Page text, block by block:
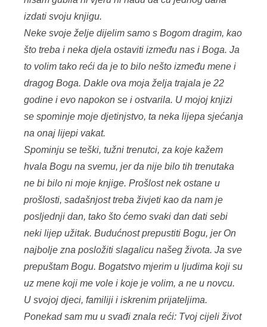
izdati svoju knjigu.
Neke svoje želje dijelim samo s Bogom dragim, kao
što treba i neka djela ostaviti između nas i Boga. Ja
to volim tako reći da je to bilo nešto između mene i
dragog Boga. Dakle ova moja želja trajala je 22
godine i evo napokon se i ostvarila. U mojoj knjizi
se spominje moje djetinjstvo, ta neka lijepa sjećanja
na onaj lijepi vakat.
Spominju se teški, tužni trenutci, za koje kažem
hvala Bogu na svemu, jer da nije bilo tih trenutaka
ne bi bilo ni moje knjige. Prošlost nek ostane u
prošlosti, sadašnjost treba živjeti kao da nam je
posljednji dan, tako što ćemo svaki dan dati sebi
neki lijep užitak. Budućnost prepustiti Bogu, jer On
najbolje zna posložiti slagalicu našeg života. Ja sve
prepuštam Bogu. Bogatstvo mjerim u ljudima koji su
uz mene koji me vole i koje je volim, a ne u novcu.
U svojoj djeci, familiji i iskrenim prijateljima.
Ponekad sam mu u svađi znala reći: Tvoj cijeli život